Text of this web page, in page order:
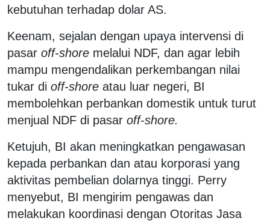
kebutuhan terhadap dolar AS.
Keenam, sejalan dengan upaya intervensi di
pasar off-shore melalui NDF, dan agar lebih
mampu mengendalikan perkembangan nilai
tukar di off-shore atau luar negeri, BI
membolehkan perbankan domestik untuk turut
menjual NDF di pasar off-shore.
Ketujuh, BI akan meningkatkan pengawasan
kepada perbankan dan atau korporasi yang
aktivitas pembelian dolarnya tinggi. Perry
menyebut, BI mengirim pengawas dan
melakukan koordinasi dengan Otoritas Jasa